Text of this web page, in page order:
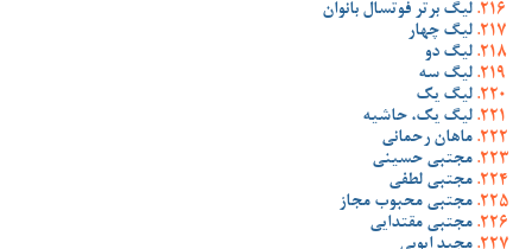
لیگ برتر فوتسال بانوان
لیگ چهار
لیگ دو
لیگ سه
لیگ یک
لیگ یک، حاشیه
ماهان رحمانی
مجتبی حسینی
مجتبی لطفی
مجتبی محبوب مجاز
مجتبی مقتدایی